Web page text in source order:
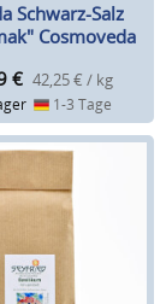
Schwarz-Salz
Cosmoveda
€ 42,25 € / kg
1-3 Tage